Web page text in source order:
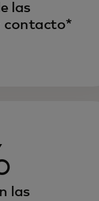
las
contacto*
las